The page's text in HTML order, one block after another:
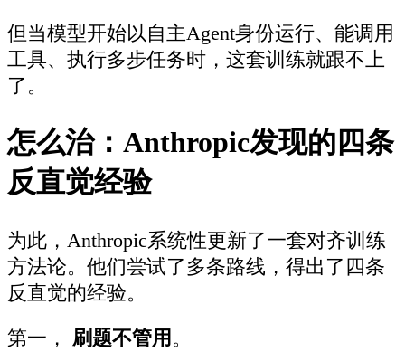
但当模型开始以自主Agent身份运行、能调用
工具、执行多步任务时，这套训练就跟不上
了。
怎么治：Anthropic发现的四条
反直觉经验
为此，Anthropic系统性更新了一套对齐训练
方法论。他们尝试了多条路线，得出了四条
反直觉的经验。
第一， 刷题不管用 。